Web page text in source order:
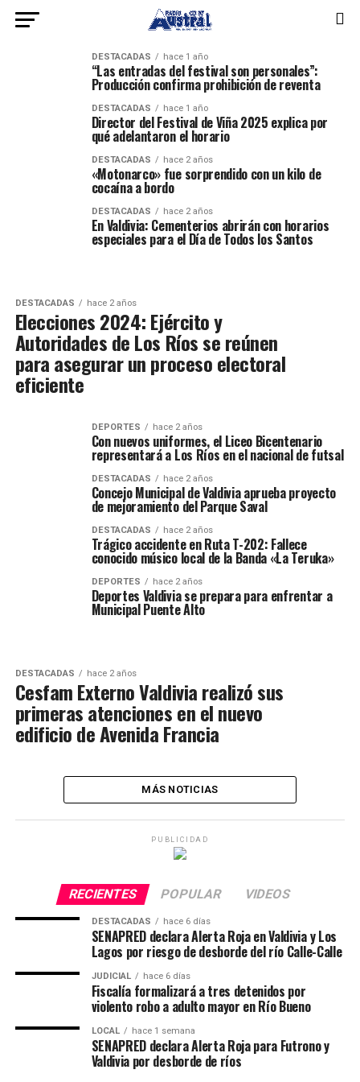
DESTACADAS hace 1 año
“Las entradas del festival son personales”:
Producción confirma prohibición de reventa
DESTACADAS hace 1 año
Director del Festival de Viña 2025 explica por
qué adelantaron el horario
DESTACADAS hace 2 años
«Motonarco» fue sorprendido con un kilo de
cocaína a bordo
DESTACADAS hace 2 años
En Valdivia: Cementerios abrirán con horarios
especiales para el Día de Todos los Santos
DESTACADAS hace 2 años
Elecciones 2024: Ejército y
Autoridades de Los Ríos se reúnen
para asegurar un proceso electoral
eficiente
DEPORTES hace 2 años
Con nuevos uniformes, el Liceo Bicentenario
representará a Los Ríos en el nacional de futsal
DESTACADAS hace 2 años
Concejo Municipal de Valdivia aprueba proyecto
de mejoramiento del Parque Saval
DESTACADAS hace 2 años
Trágico accidente en Ruta T-202: Fallece
conocido músico local de la Banda «La Teruka»
DEPORTES hace 2 años
Deportes Valdivia se prepara para enfrentar a
Municipal Puente Alto
DESTACADAS hace 2 años
Cesfam Externo Valdivia realizó sus
primeras atenciones en el nuevo
edificio de Avenida Francia
MÁS NOTICIAS
PUBLICIDAD
RECIENTES POPULAR VIDEOS
DESTACADAS hace 6 días
SENAPRED declara Alerta Roja en Valdivia y Los
Lagos por riesgo de desborde del río Calle-Calle
JUDICIAL hace 6 días
Fiscalía formalizará a tres detenidos por
violento robo a adulto mayor en Río Bueno
LOCAL hace 1 semana
SENAPRED declara Alerta Roja para Futrono y
Valdivia por desborde de ríos